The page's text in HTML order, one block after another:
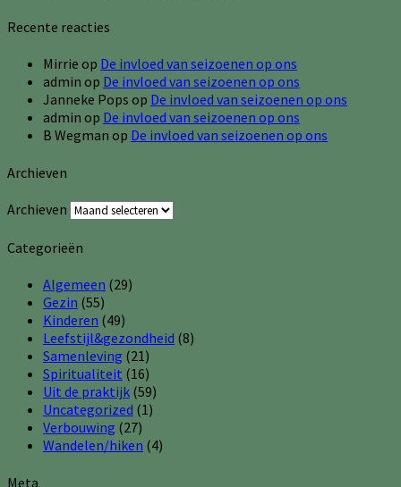
Recente reacties
Mirrie op De invloed van seizoenen op ons
admin op De invloed van seizoenen op ons
Janneke Pops op De invloed van seizoenen op ons
admin op De invloed van seizoenen op ons
B Wegman op De invloed van seizoenen op ons
Archieven
Archieven
Categorieën
Algemeen (29)
Gezin (55)
Kinderen (49)
Leefstijl&gezondheid (8)
Samenleving (21)
Spiritualiteit (16)
Uit de praktijk (59)
Uncategorized (1)
Verbouwing (27)
Wandelen/hiken (4)
Meta